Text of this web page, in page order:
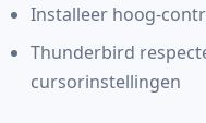
Installeer hoog-
Thunderbird
cursorinstellingen